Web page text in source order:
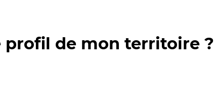
profil de mon territoire ?